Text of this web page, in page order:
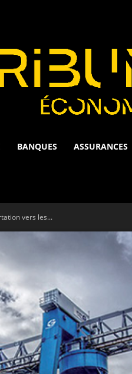
Economique
BANQUES ASSURANCES
vers les...